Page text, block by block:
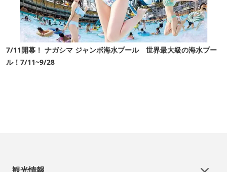
7/11開幕！ ナガシマ ジャンボ海水プール 世界最大級の海水プー
ル！7/11~9/28
観光情報